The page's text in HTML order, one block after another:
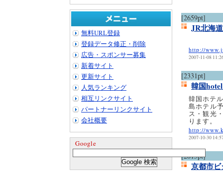
[2659pt]
JR北海
http://
2007-11-08
[2331pt]
韓国
韓国ホテ
島ホテル
ス・観光
ります。
http://
2007-10-30
[2815pt]
京都市
無料URL登録
登録データ修正・削除
広告・スポンサー募集
新着サイト
更新サイト
人気ランキング
相互リンクサイト
パートナーリンクサイト
会社概要
Google